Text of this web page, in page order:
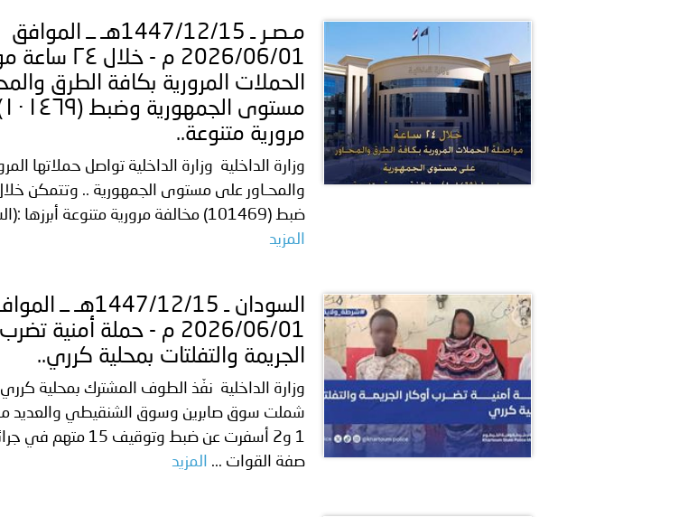
مـصـر ـ 1447/12/15هـ ــ الموافق
2026/06/01 م - خلال
الحملات المرورية بكافة الطرق
مرورية متنوعة..
وزارة الداخلية وزارة الداخلية تواصل حملاتها
ضبط (101469) مخالفة مرورية متنوعة أبرزها :(السير بدون تراخي...
المزيد
السودان ـ 1447/12/15هـ ــ
2026/06/01 م - حملة أمنية
الجريمة والتفلتات بمحلية كرري..
وزارة الداخلية نفّذ الطوف المشترك بمحلية
شملت سوق صابرين وسوق الشنقيطي والعديد من
1 و2 أسفرت عن ضبط
صفة القوات ...
المزيد